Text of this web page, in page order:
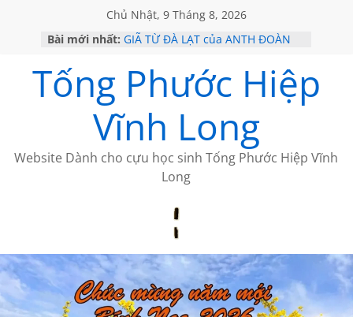
Chủ Nhật, 9 Tháng 8, 2026
Bài mới nhất: CHÙM THƠ CỦA BÍCH HÀ
SÀI GÒN – HÒN NGỌC VIỄN ĐÔNG
KHÔNG ĐỀ 20 CỦA THÁI LÃO
KHÔNG ĐỀ 19 CỦA THÁI LÃO
Tống Phước Hiệp
Vĩnh Long
Website Dành cho cựu học sinh Tống Phước Hiệp Vĩnh
Long